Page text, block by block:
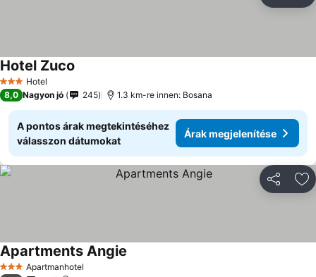
3 Kategória
Hotel
Hotel Zuco
8,0 Nagyon jó 245 1.3 km-re innen: Bosana
A pontos árak megtekintéséhez
válasszon dátumokat
Árak megjelenítése
3 KategóriaApartmanhotel
Apartments Angie